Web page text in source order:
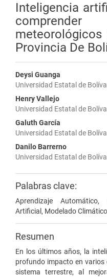
Inteligencia
Provincia De
Deysi Guanga
Universidad Estatal de
Henry Vallejo
Universidad Estatal de
Galuth García
Universidad Estatal de
Danilo Barrerno
Universidad Estatal de
Palabras clave:
Aprendizaje Automático,
Artificial, Modelado Climático
Resumen
En los últimos años, la
profundo impacto en varios
sistema terrestre, al